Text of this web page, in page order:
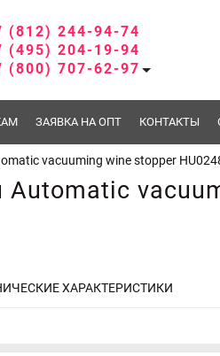
(812) 244-94-74
(495) 204-19-94
(800) 707-62-97
ЗАЯВКА НА ОПТ КОНТАКТЫ
vacuuming wine stopper
Automatic
ХАРАКТЕРИСТИКИ